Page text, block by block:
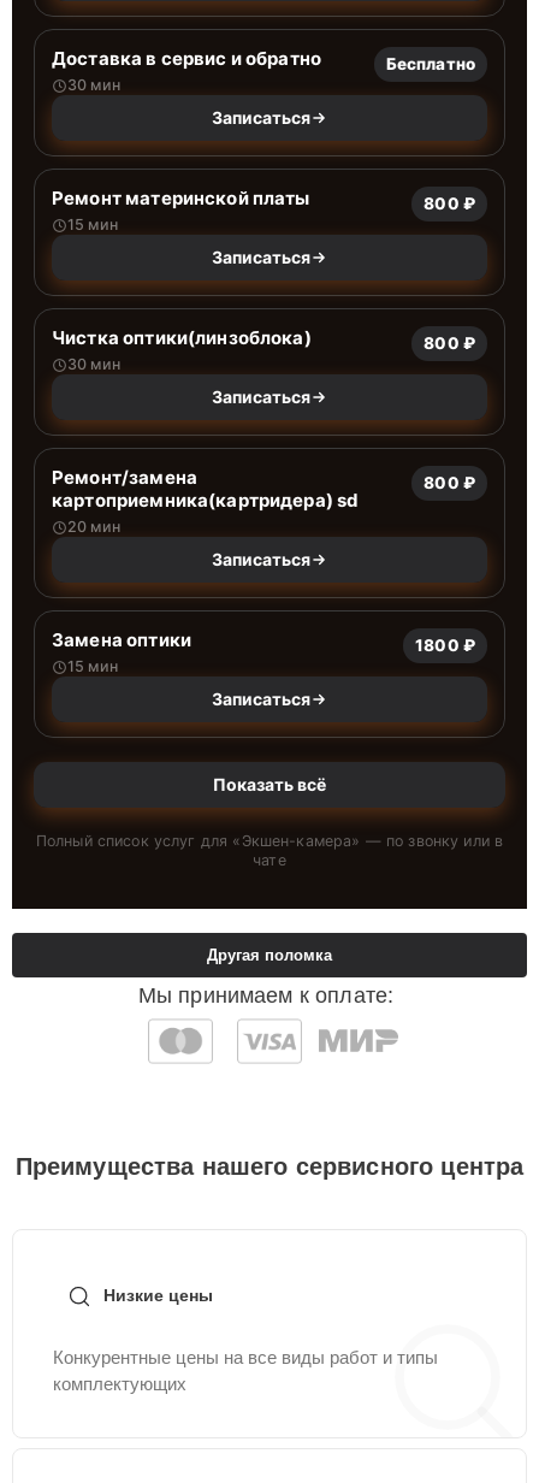
Доставка в сервис и обратно
30 мин
Бесплатно
Записаться
Ремонт материнской платы
15 мин
800 ₽
Записаться
Чистка оптики(линзоблока)
30 мин
800 ₽
Записаться
Ремонт/замена
картоприемника(картридера) sd
20 мин
800 ₽
Записаться
Замена оптики
15 мин
1800 ₽
Записаться
Показать всё
Полный список услуг для « Экшен-камера» — по звонку или в
чате
Мы принимаем к оплате:
Другая поломка
Преимущества нашего сервисного центра
Низкие цены
Конкурентные цены на все виды работ и типы
комплектующих